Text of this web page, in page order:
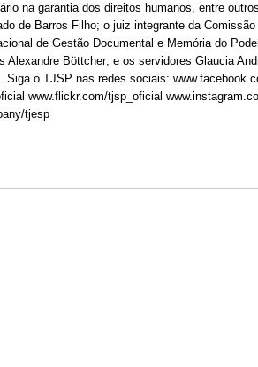
na garantia dos direitos humanos, entre
de Barros Filho; o juiz integrante da
de Gestão Documental e Memória do
Alexandre Böttcher; e os servidores Glaucia
Siga o TJSP nas redes sociais:
www.flickr.com/tjsp_oficial
tjesp